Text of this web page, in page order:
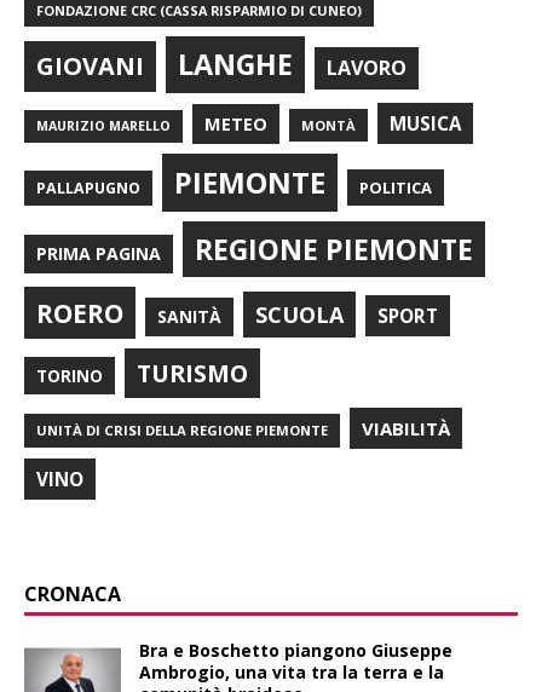
FONDAZIONE CRC (CASSA RISPARMIO DI CUNEO)
GIOVANI LANGHE LAVORO
MAURIZIO MARELLO METEO MONTÀ MUSICA
PALLAPUGNO PIEMONTE POLITICA
PRIMA PAGINA REGIONE PIEMONTE
ROERO SANITÀ SCUOLA SPORT
TORINO TURISMO
UNITÀ DI CRISI DELLA REGIONE PIEMONTE VIABILITÀ
VINO
CRONACA
Bra e Boschetto piangono Giuseppe
Ambrogio, una vita tra la terra e la